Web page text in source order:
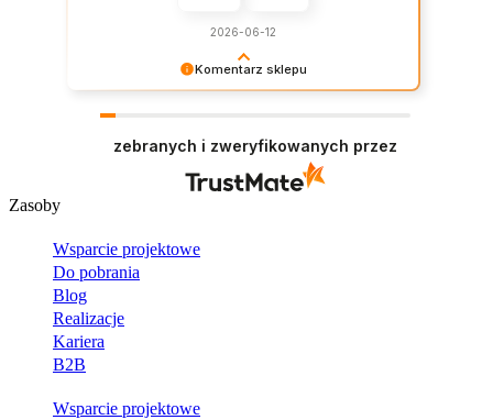
Komentarz sklepu
Państwa realizacji.
2026-06-12
zebranych i zweryfikowanych przez
Zasoby
Wsparcie projektowe
Do pobrania
Blog
Realizacje
Kariera
B2B
Wsparcie projektowe